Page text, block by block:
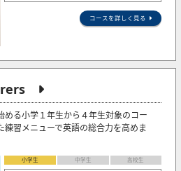
コースを詳しく見る
る小学１年生から４年生対象のコー
練習メニューで英語の総合力を高めま
小学生 中学生 高校生